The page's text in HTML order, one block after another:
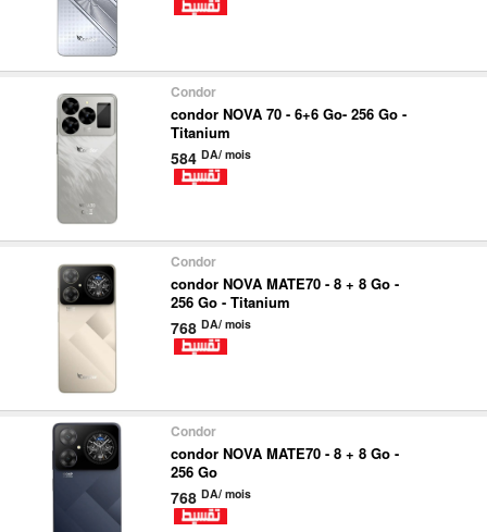
Condor
condor NOVA 70 - 6+6 Go- 256 Go -
Titanium
584 DA/ mois
Condor
condor NOVA MATE70 - 8 + 8 Go -
256 Go - Titanium
768 DA/ mois
Condor
condor NOVA MATE70 - 8 + 8 Go -
256 Go
768 DA/ mois